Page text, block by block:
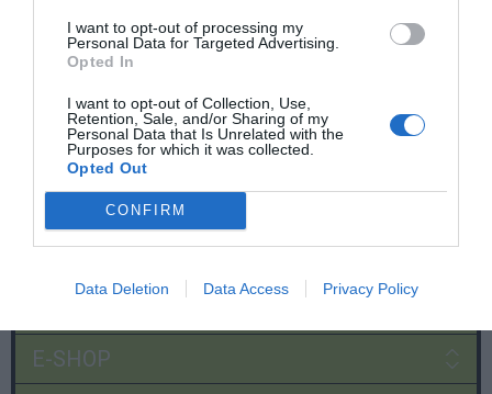
I want to opt-out of processing my
Personal Data for Targeted Advertising.
Opted In
I want to opt-out of Collection, Use,
Retention, Sale, and/or Sharing of my
Personal Data that Is Unrelated with the
Purposes for which it was collected.
Opted Out
CONFIRM
Data Deletion Data Access Privacy Policy
E-SHOP